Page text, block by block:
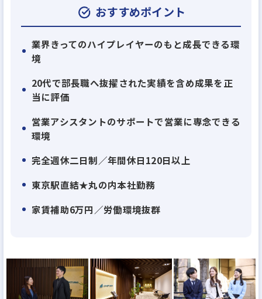
円を突破。今年度には年間決済件数2,000件超を見込
むなど、圧倒的な成長スピードで業界を牽引してい
ます。
主力事業の拡大に加え、新規事業領域も順調に売り
上げを伸ばし、更にIPOに向けた準備を進めるなど、
まさに会社は「第二創業期」を迎えております。
≪お客様が描くライフプランに寄り添い、資産を利
お客様が当社にお越しになる理由は、節税対策や老
後のために資産を残したいなど多種多様ですが、大
目的でいらっしゃる方がその多くを占めています。
おります。
おすすめポイント
業界きってのハイプレイヤーのもと成長できる環
境
20代で部長職へ抜擢された実績を含め成果を正
当に評価
営業アシスタントのサポートで営業に専念できる
環境
完全週休二日制／年間休日120日以上
東京駅直結★丸の内本社勤務
家賃補助6万円／労働環境抜群